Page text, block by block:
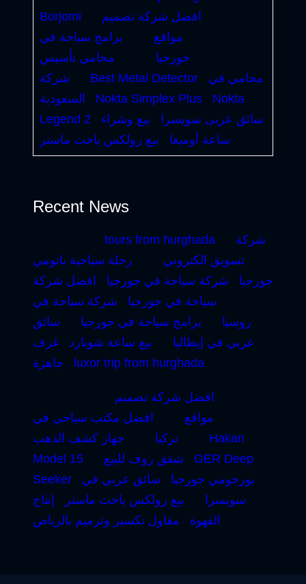
Borjomi
افضل شركة تصميم
مواقع
برامج سياحة في
جورجيا
محامي تأسيس
شركة
Best Metal Detector
محامي في
السعودية
Nokta Simplex Plus
Nokta
Legend 2
سائق عربى سويسرا
بيع وشراء
ساعة أوميغا
بيع رولكس ياخت ماستر
Recent News
tours from hurghada
شركة
تسويق الكتروني
رحلة سياحية باتومي
جورجيا
شركة سياحة في جورجيا
افضل شركة
سياحة في جورجيا
شركة سياحة في
روسيا
برامج سياحة في جورجيا
سائق
عربي في إيطاليا
بيع ساعة شوبارد
غرف
جاهزة
luxor trip from hurghada
افضل شركة تصميم
مواقع
افضل مكتب سياحي في
تركيا
جهاز كشف الذهب
Hakan
Model 15
شقق روف للبيع
GER Deep
Seeker
بورجومي جورجيا
سائق عربي في
سويسرا
بيع رولكس ياخت ماستر
إنتاج
القهوة
مقاول تكسير وترميم بالرياض